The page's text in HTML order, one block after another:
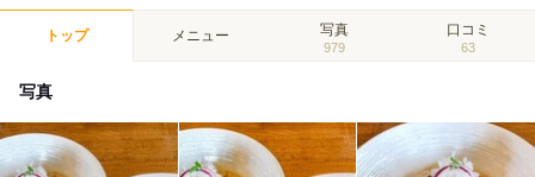
トップ メニュー 写真
979
口コミ
63
写真